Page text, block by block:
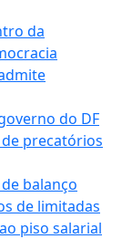
da
do DF
de precatórios
balanço
de limitadas
piso salarial